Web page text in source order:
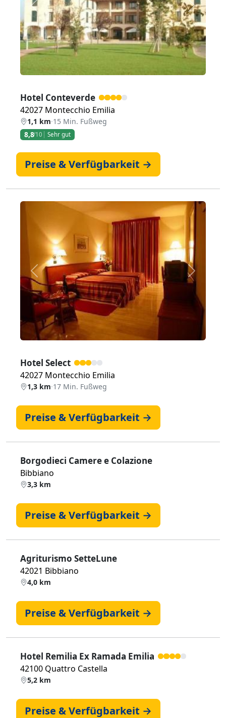
Zurück Weiter
Hotel Conteverde
42027 Montecchio Emilia
1,1 km·15 Min. Fußweg
8,8/10 Sehr gut
Preise & Verfügbarkeit →
Zurück Weiter
Hotel Select
42027 Montecchio Emilia
1,3 km·17 Min. Fußweg
Preise & Verfügbarkeit →
Borgodieci Camere e Colazione
Bibbiano
3,3 km
Preise & Verfügbarkeit →
Agriturismo SetteLune
42021 Bibbiano
4,0 km
Preise & Verfügbarkeit →
Hotel Remilia Ex Ramada Emilia
42100 Quattro Castella
5,2 km
Preise & Verfügbarkeit →